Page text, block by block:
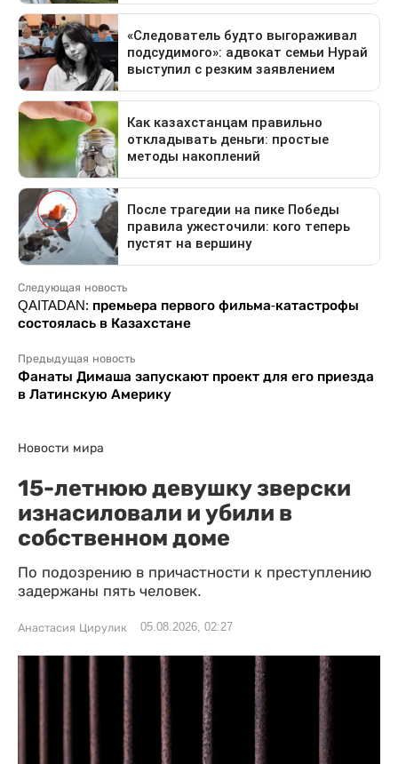
Следующая новость
QAITADAN: премьера первого фильма-катастрофы
состоялась в Казахстане
Предыдущая новость
Фанаты Димаша запускают проект для его приезда
в Латинскую Америку
Новости мира
15-летнюю девушку зверски
изнасиловали и убили в
собственном доме
По подозрению в причастности к преступлению
задержаны пять человек.
Анастасия Цирулик 05.08.2026, 02:27